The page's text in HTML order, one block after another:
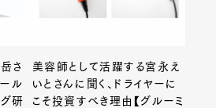
さ
ル
研
美容師として活躍する宮永え
いとさんに聞く、ドライヤーに
こそ投資すべき理由【グルーミ